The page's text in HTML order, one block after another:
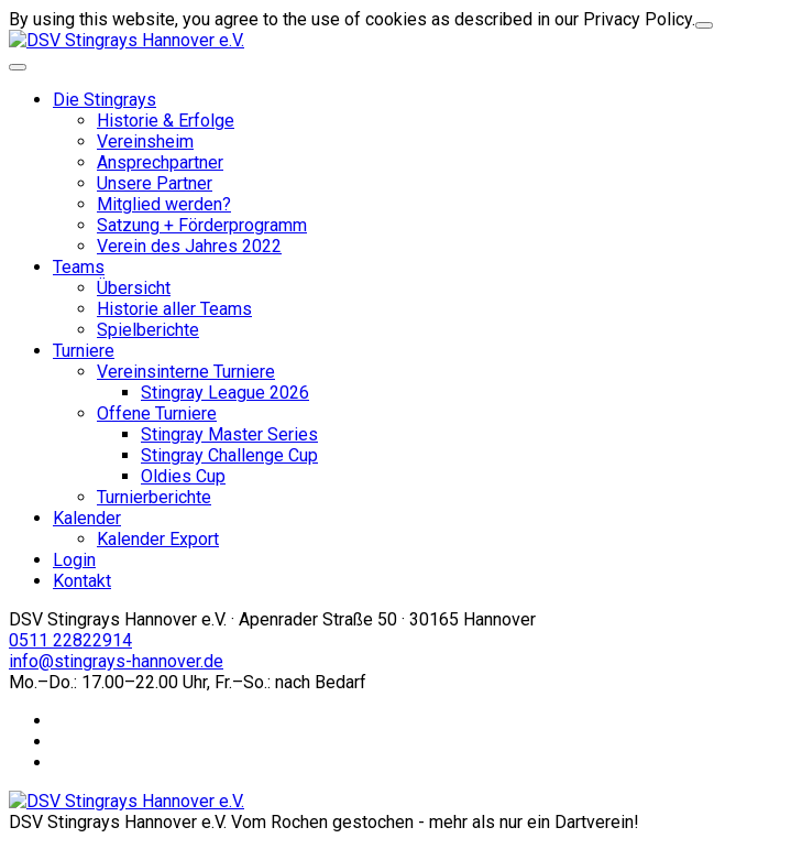
By using this website, you agree to the use of cookies as described in our Privacy Policy.
Die Stingrays
Historie & Erfolge
Vereinsheim
Ansprechpartner
Unsere Partner
Mitglied werden?
Satzung + Förderprogramm
Verein des Jahres 2022
Teams
Übersicht
Historie aller Teams
Spielberichte
Turniere
Vereinsinterne Turniere
Stingray League 2026
Offene Turniere
Stingray Master Series
Stingray Challenge Cup
Oldies Cup
Turnierberichte
Kalender
Kalender Export
Login
Kontakt
DSV Stingrays Hannover e.V. · Apenrader Straße 50 · 30165 Hannover
0511 22822914
info@stingrays-hannover.de
Mo.–Do.: 17.00–22.00 Uhr, Fr.–So.: nach Bedarf
DSV Stingrays Hannover e.V. Vom Rochen gestochen - mehr als nur ein Dartverein!